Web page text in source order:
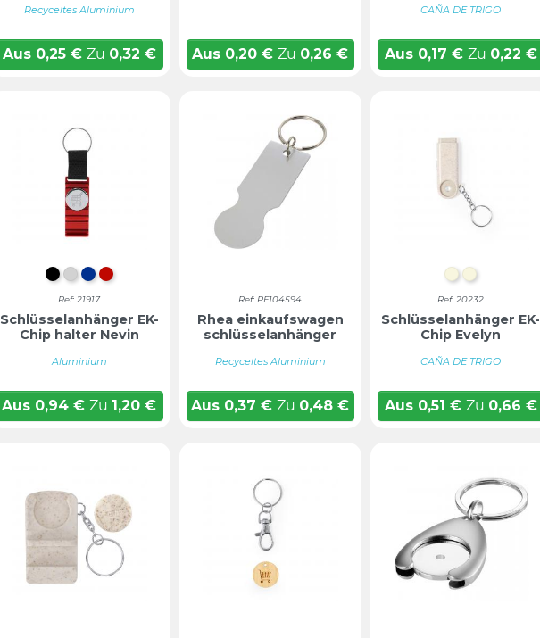
Recyceltes Aluminium
Aus0,25 € Zu 0,32 € Aus 0,20€ Zu 0,26€
CAÑA DE TRIGO
Aus0,17 € Zu 0,22 €
SCHWARZ
SILBER
BLAU
ROT
Ref: 21917
Schlüsselanhänger EK-
Chip halter Nevin
Aluminium
Aus 0,94€ Zu 1,20€
Ref: PF104594
Rhea einkaufswagen
schlüsselanhänger
Recyceltes Aluminium
Aus 0,37€ Zu 0,48€
NaturNATUR
Ref: 20232
Schlüsselanhänger EK-
Chip Evelyn
CAÑA DE TRIGO
Aus0,51 € Zu 0,66 €